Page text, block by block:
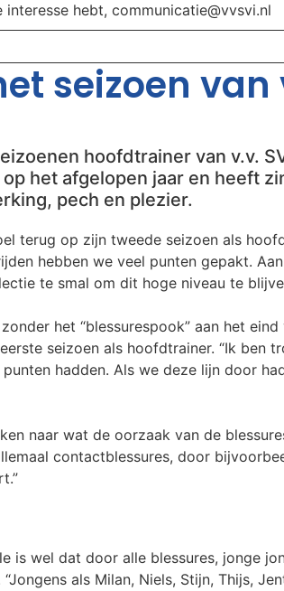
hebt, communicatie@vvsvi.nl
seizoen van
hoofdtrainer van v.v.
het afgelopen jaar en heeft
pech en plezier.
terug op zijn tweede seizoen als
hebben we veel punten gepakt.
te smal om dit hoge niveau te
het “blessurespook” aan het
seizoen als hoofdtrainer. “Ik ben
hadden. Als we deze lijn door
naar wat de oorzaak van de
contactblessures, door
is wel dat door alle blessures, jonge
als Milan, Niels, Stijn, Thijs,